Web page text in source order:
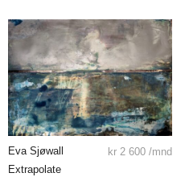
Eva Sjøwall
Extrapolate
kr 2 600 /mnd